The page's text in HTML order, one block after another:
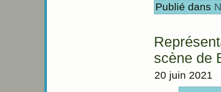
Publié dans
scène de
20 juin 2021